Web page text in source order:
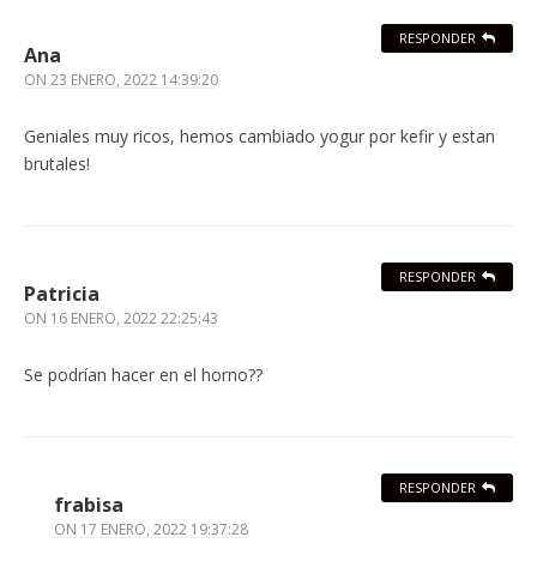
Ana
ON 23 ENERO, 2022 14:39:20
Geniales muy ricos, hemos cambiado yogur por kefir y estan
brutales!
RESPONDER
Patricia
ON 16 ENERO, 2022 22:25:43
Se podrían hacer en el horno??
RESPONDER
frabisa
ON 17 ENERO, 2022 19:37:28
RESPONDER